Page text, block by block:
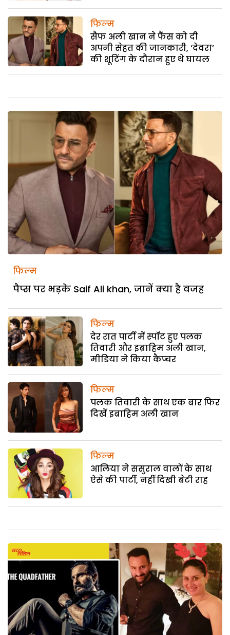
फिल्म
सैफ अली खान ने फैंस को दी
अपनी सेहत की जानकारी, ‘देवरा’
की शूटिंग के दौरान हुए थे घायल
फिल्म
पैप्स पर भड़के Saif Ali khan, जानें क्या है वजह
फिल्म
देर रात पार्टी में स्पॉट हुए पलक
तिवारी और इब्राहिम अली खान,
मीडिया ने किया कैप्चर
फिल्म
पलक तिवारी के साथ एक बार फिर
दिखें इब्राहिम अली खान
फिल्म
आलिया ने ससुराल वालों के साथ
ऐसे की पार्टी, नहीं दिखी बेटी राह